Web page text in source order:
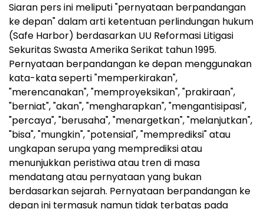
Siaran pers ini meliputi "pernyataan berpandangan
ke depan" dalam arti ketentuan perlindungan hukum
(Safe Harbor) berdasarkan UU Reformasi Litigasi
Sekuritas Swasta Amerika Serikat tahun 1995.
Pernyataan berpandangan ke depan menggunakan
kata-kata seperti "memperkirakan",
"merencanakan", "memproyeksikan", "prakiraan",
"berniat", "akan", "mengharapkan", "mengantisipasi",
"percaya", "berusaha", "menargetkan", "melanjutkan",
"bisa", "mungkin", "potensial", "memprediksi" atau
ungkapan serupa yang memprediksi atau
menunjukkan peristiwa atau tren di masa
mendatang atau pernyataan yang bukan
berdasarkan sejarah. Pernyataan berpandangan ke
depan ini termasuk namun tidak terbatas pada